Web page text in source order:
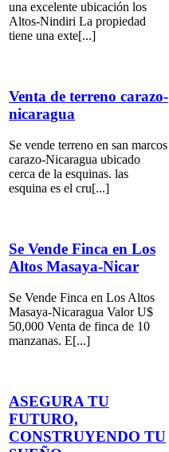
una excelente ubicación los
Altos-Nindiri La propiedad
tiene una exte[...]
Venta de terreno carazo-
nicaragua
Se vende terreno en san marcos
carazo-Nicaragua ubicado
cerca de la esquinas. las
esquina es el cru[...]
Se Vende Finca en Los
Altos Masaya-Nicar
Se Vende Finca en Los Altos
Masaya-Nicaragua Valor U$
50,000 Venta de finca de 10
manzanas. E[...]
ASEGURA TU
FUTURO,
CONSTRUYENDO TU